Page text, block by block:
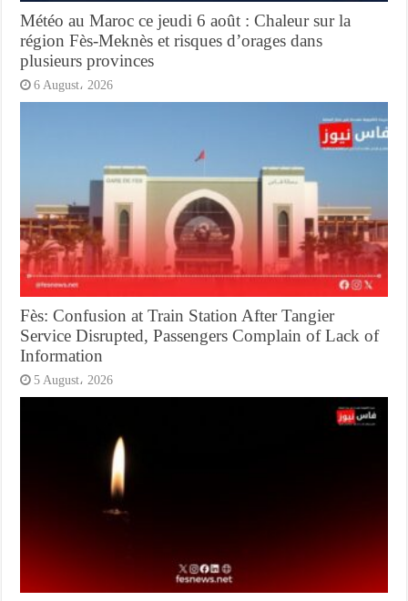
Météo au Maroc ce jeudi 6 août : Chaleur sur la
région Fès-Meknès et risques d’orages dans
plusieurs provinces
6 August، 2026
Fès: Confusion at Train Station After Tangier
Service Disrupted, Passengers Complain of Lack of
Information
5 August، 2026